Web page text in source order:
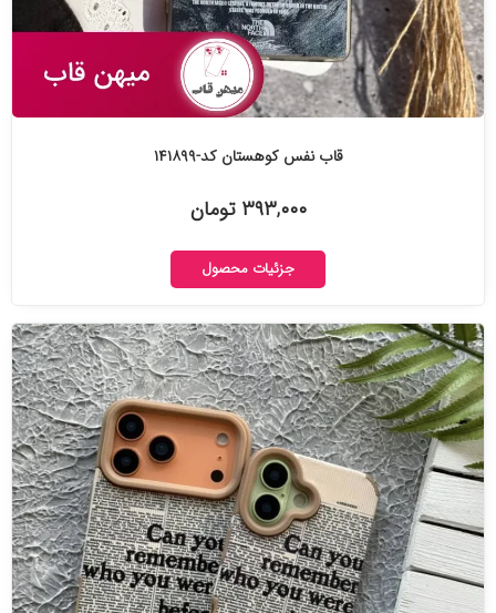
قاب نفس کوهستان کد-۱۴۱۸۹۹
۳۹۳,۰۰۰ تومان
جزئیات محصول